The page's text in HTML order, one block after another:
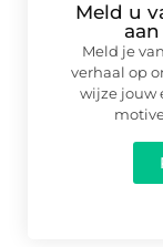
Meld u
Meld je
verhaal op
wijze jouw